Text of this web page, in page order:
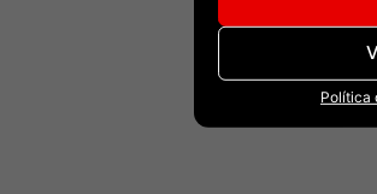
Política